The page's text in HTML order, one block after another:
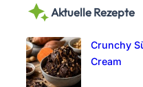
r
h
Aktuelle Rezepte
Crunchy
Cream